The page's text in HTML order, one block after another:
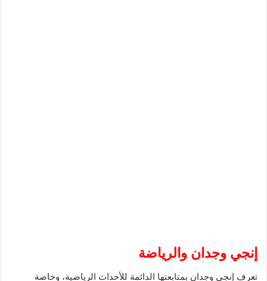
إنجي وجدان والرياضة
تعرف إنجي وجدان بمتابعتها الدائمة للأحداث الرياضية، وخاصة